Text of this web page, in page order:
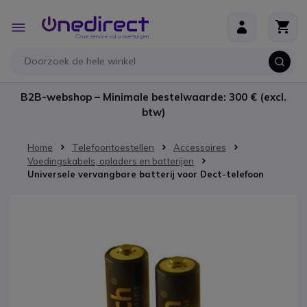
Toggle
Nav
B2B-webshop – Minimale bestelwaarde: 300 € (excl.
btw)
Home Telefoontoestellen
Accessoires
Voedingskabels, opladers en batterijen
Universele vervangbare batterij voor Dect-telefoon